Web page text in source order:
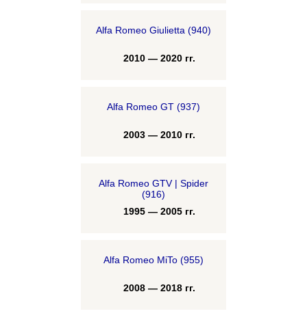
Alfa Romeo Giulietta (940)
2010 — 2020 гг.
Alfa Romeo GT (937)
2003 — 2010 гг.
Alfa Romeo GTV | Spider
(916)
1995 — 2005 гг.
Alfa Romeo MiTo (955)
2008 — 2018 гг.